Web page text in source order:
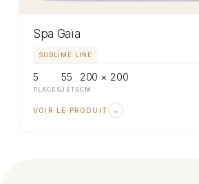
Spa Gaïa
SUBLIME LINE
5
PLACES
55
JETS
200 × 200
CM
VOIR LE PRODUIT →